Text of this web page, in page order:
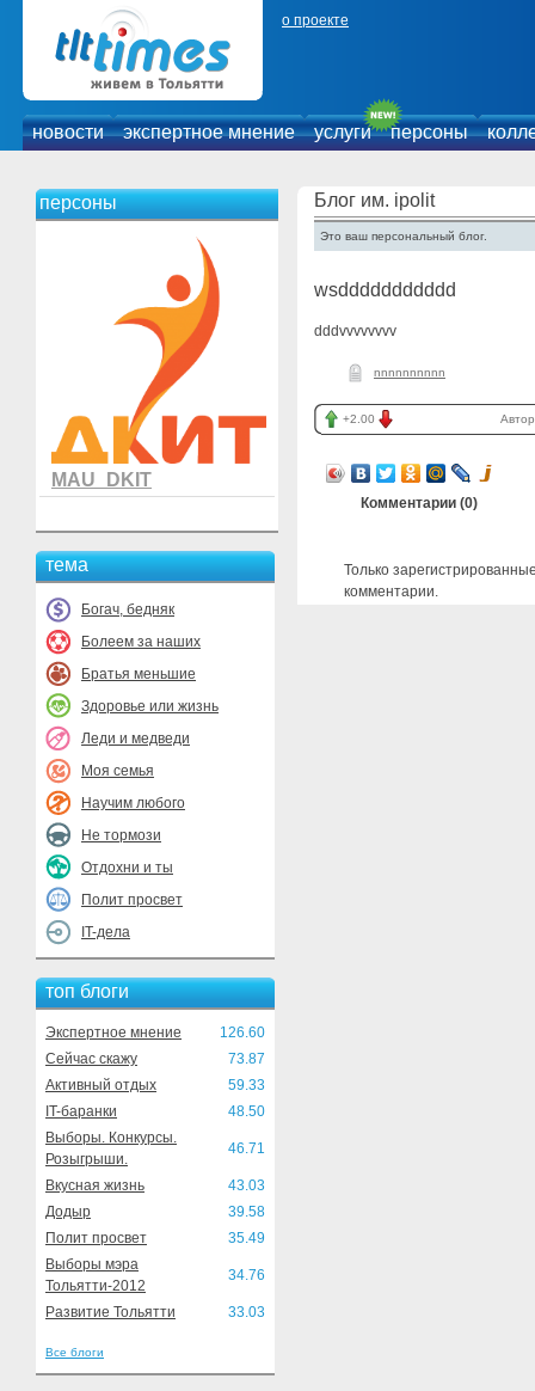
о проекте
новости экспертное мнение услуги персоны
персоны
MAU_DKIT
тема
Богач, бедняк
Болеем за наших
Братья меньшие
Здоровье или жизнь
Леди и медведи
Моя семья
Научим любого
Не тормози
Отдохни и ты
Полит просвет
IT-дела
топ блоги
Экспертное мнение
126.60
Сейчас скажу
73.87
Активный отдых
59.33
IT-баранки
48.50
Выборы. Конкурсы.
Розыгрыши.
46.71
Вкусная жизнь
43.03
Додыр
39.58
Полит просвет
35.49
Выборы мэра
Тольятти-2012
34.76
Развитие Тольятти 33.03
Все блоги
Блог им. ipolit
Это ваш персональный блог.
wsddddddddddd
dddvvvvvvvv
nnnnnnnnnn
+2.00
Комментарии (0)
Только
комментарии.